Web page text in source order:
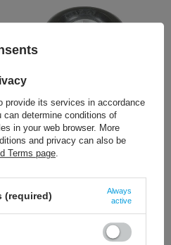
4,65 € / szt.
+ Add to compare
provide its services in accordance
can determine conditions of
in your web browser. More
and privacy can also be
Terms page.
(required)
Always
active